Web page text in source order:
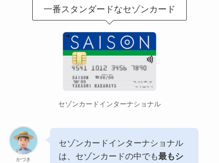
一番スタンダードなセゾンカード
セゾンカードインターナショナル
かづき
セゾンカードインターナショナル
は、セゾンカードの中でも最もシ